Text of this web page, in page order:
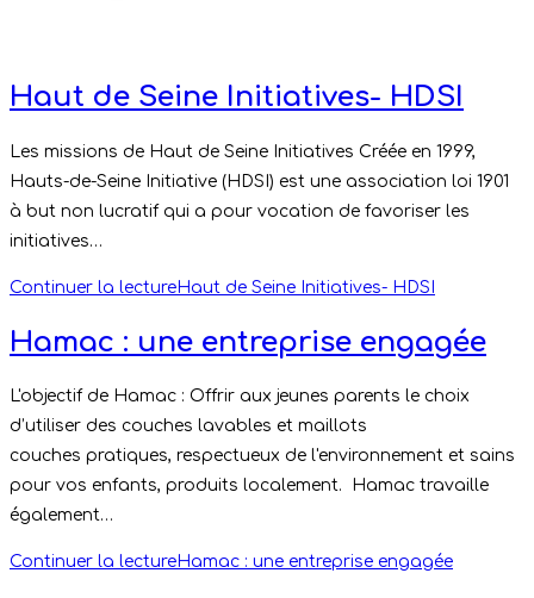
Haut de Seine Initiatives- HDSI
Les missions de Haut de Seine Initiatives Créée en 1999,
Hauts-de-Seine Initiative (HDSI) est une association loi 1901
à but non lucratif qui a pour vocation de favoriser les
initiatives…
Continuer la lectureHaut de Seine Initiatives- HDSI
Hamac : une entreprise engagée
L'objectif de Hamac : Offrir aux jeunes parents le choix
d’utiliser des couches lavables et maillots
couches pratiques, respectueux de l'environnement et sains
pour vos enfants, produits localement. Hamac travaille
également…
Continuer la lectureHamac : une entreprise engagée